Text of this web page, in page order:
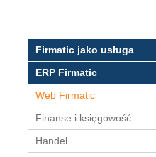
Firmatic jako usługa
ERP Firmatic
Web Firmatic
Finanse i księgowość
Handel